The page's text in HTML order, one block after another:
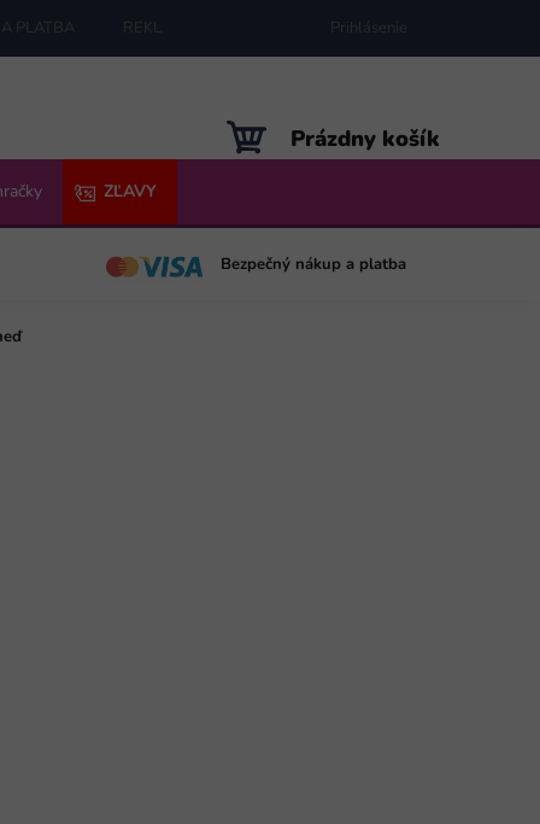
PLATBA REKLAMÁCIE MAPA SERVERU
Prihlásenie
NÁKUPNÝ
KOŠÍK
Prázdny košík
ZĽAVY
Bezpečný nákup a platba